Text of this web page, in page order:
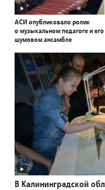
АСИ опубликовало ролик
о музыкальном педагоге и его
шумовом ансамбле
В Калининградской